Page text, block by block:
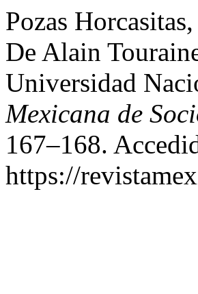
Pozas
De Alain
Universidad
Mexicana de
167–168.
https://